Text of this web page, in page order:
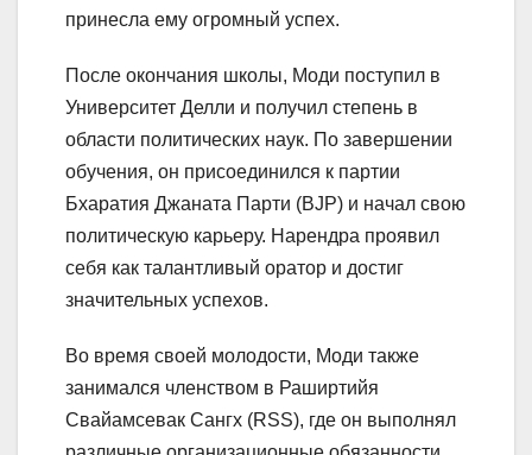
принесла ему огромный успех.
После окончания школы, Моди поступил в
Университет Делли и получил степень в
области политических наук. По завершении
обучения, он присоединился к партии
Бхаратия Джаната Парти (BJP) и начал свою
политическую карьеру. Нарендра проявил
себя как талантливый оратор и достиг
значительных успехов.
Во время своей молодости, Моди также
занимался членством в Раширтийя
Свайамсевак Сангх (RSS), где он выполнял